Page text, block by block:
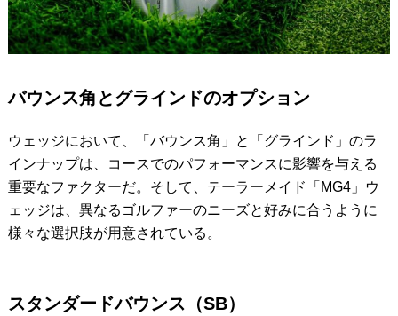
バウンス角とグラインドのオプション
ウェッジにおいて、「バウンス角」と「グラインド」のラ
インナップは、コースでのパフォーマンスに影響を与える
重要なファクターだ。そして、テーラーメイド「MG4」ウ
ェッジは、異なるゴルファーのニーズと好みに合うように
様々な選択肢が用意されている。
スタンダードバウンス（SB）